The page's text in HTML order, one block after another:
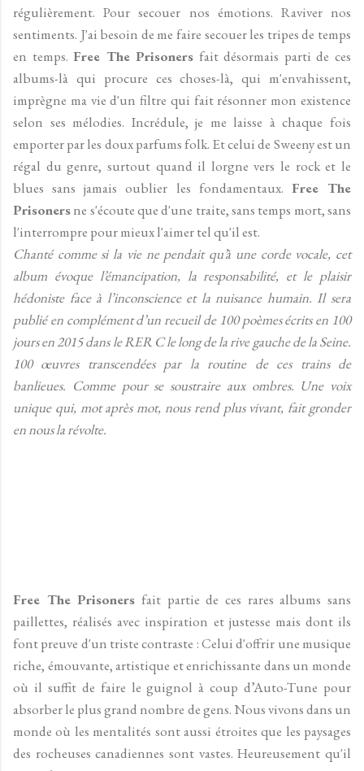
régulièrement. Pour secouer nos émotions. Raviver nos
sentiments. J'ai besoin de me faire secouer les tripes de temps
en temps.Free The Prisoners fait désormais parti de ces
albums-là qui procure ces choses-là, qui m'envahissent,
imprègne ma vie d'un filtre qui fait résonner mon existence
selon ses mélodies. Incrédule, je me laisse à chaque fois
emporter par les doux parfums folk. Et celui de Sweeny est un
régal du genre, surtout quand il lorgne vers le rock et le
blues sans jamais oublier les fondamentaux. Free The
Prisonersne s'écoute que d'une traite, sans temps mort, sans
l'interrompre pour mieux l'aimer tel qu'il est.
Chanté comme si la vie ne pendait qu’à une corde vocale, cet
album évoque l’émancipation, la responsabilité, et le plaisir
hédoniste face à l’inconscience et la nuisance humain. Il sera
publié en complément d’un recueil de 100 poèmes écrits en 100
jours en 2015 dans le RER C le long de la rive gauche de la Seine.
100 œuvres transcendées par la routine de ces trains de
banlieues. Comme pour se soustraire aux ombres. Une voix
unique qui, mot après mot, nous rend plus vivant, fait gronder
en nous la révolte.
Free The Prisoners fait partie de ces rares albums sans
paillettes, réalisés avec inspiration et justesse mais dont ils
font preuve d'un triste contraste : Celui d'offrir une musique
riche, émouvante, artistique et enrichissante dans un monde
où il suffit de faire le guignol à coup d’Auto-Tune pour
absorber le plus grand nombre de gens. Nous vivons dans un
monde où les mentalités sont aussi étroites que les paysages
des rocheuses canadiennes sont vastes. Heureusement qu'il